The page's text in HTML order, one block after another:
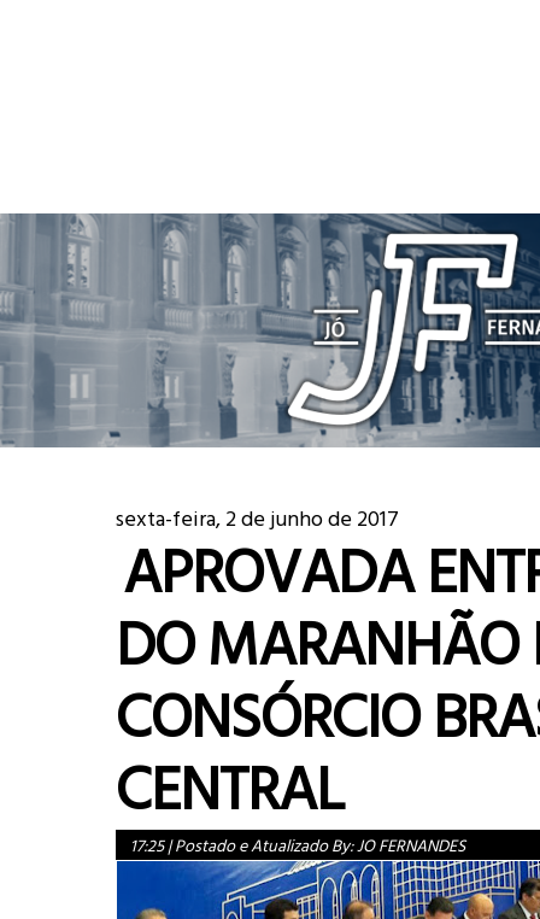
sexta-feira, 2 de junho de 2017
APROVADA
DO MARANHÃO
CONSÓRCIO
CENTRAL
17:25|Postado e Atualizado By:JO FERNANDES